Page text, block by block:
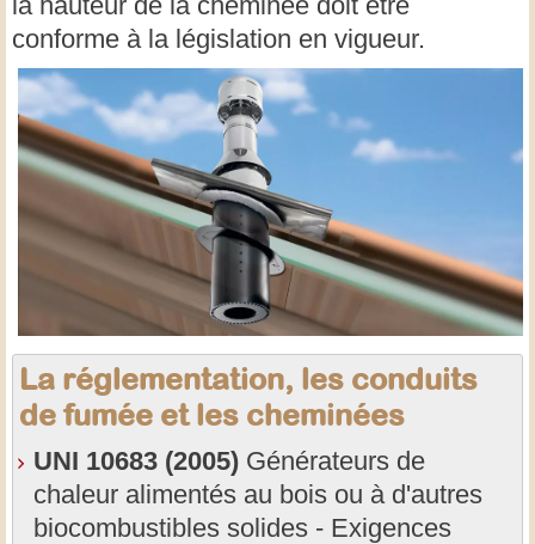
conforme à la législation en vigueur.
La réglementation, les conduits
de fumée et les cheminées
UNI 10683 (2005) Générateurs de
chaleur alimentés au bois ou à d'autres
biocombustibles solides - Exigences